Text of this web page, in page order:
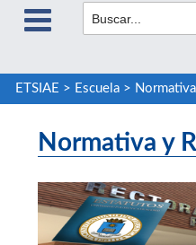
ETSIAE > Escuela>
Normativa y